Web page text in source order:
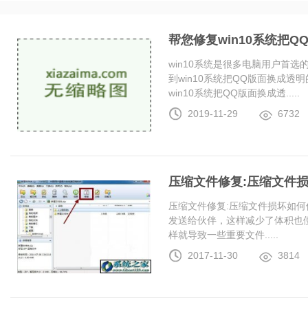
帮您修复win10系统把
win10系统是很多电脑用户首选
到win10系统把QQ版面换成透
win10系统把QQ版面换成透.....
2019-11-29
6732
压缩文件修复:压缩文件
压缩文件修复:压缩文件损坏如
发送给伙伴，这样减少了体积
样就导致一些重要文件.....
2017-11-30
3814